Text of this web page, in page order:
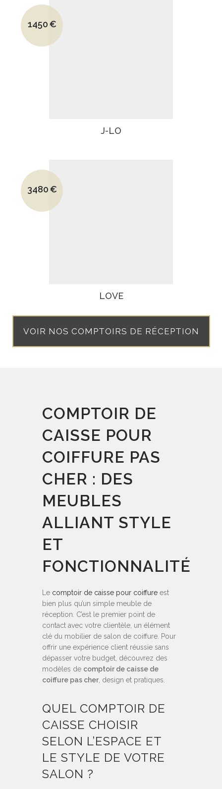
Le prix initial était : 2230€.
1450€
Le prix actuel est : 1450€.
J-LO
Le prix initial était : 5200€.
3480€
Le prix actuel est : 3480€.
LOVE
VOIR NOS COMPTOIRS DE RÉCEPTION
COMPTOIR DE
CAISSE POUR
COIFFURE PAS
CHER : DES
MEUBLES
ALLIANT STYLE
ET
FONCTIONNALITÉ
Le comptoir de caisse pour coiffure est
bien plus qu’un simple meuble de
réception. C’est le premier point de
contact avec votre clientèle, un élément
clé du mobilier de salon de coiffure. Pour
offrir une expérience client réussie sans
dépasser votre budget, découvrez des
modèles de comptoir de caisse de
coiffure pas cher , design et pratiques.
QUEL COMPTOIR DE
CAISSE CHOISIR
SELON L’ESPACE ET
LE STYLE DE VOTRE
SALON ?